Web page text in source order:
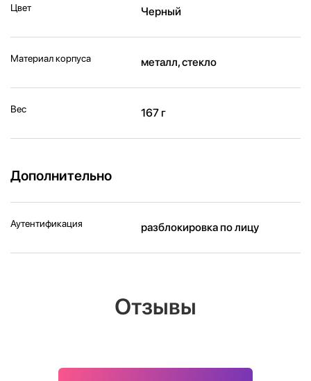
Цвет Черный
Материал корпуса металл, стекло
Вес 167 г
Дополнительно
Аутентификация разблокировка по лицу
Отзывы